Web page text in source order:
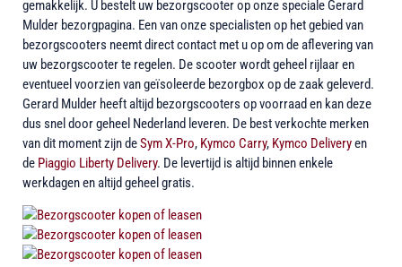
gemakkelijk. U bestelt uw bezorgscooter op onze speciale Gerard
Mulder bezorgpagina. Een van onze specialisten op het gebied van
bezorgscooters neemt direct contact met u op om de aflevering van
uw bezorgscooter te regelen. De scooter wordt geheel rijlaar en
eventueel voorzien van geïsoleerde bezorgbox op de zaak geleverd.
Gerard Mulder heeft altijd bezorgscooters op voorraad en kan deze
dus snel door geheel Nederland leveren. De best verkochte merken
van dit moment zijn deSym X-Pro, Kymco Carry, Kymco Deliveryen
de Piaggio Liberty Delivery. De levertijd is altijd binnen enkele
werkdagen en altijd geheel gratis.